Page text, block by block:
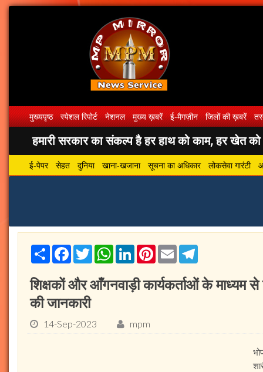
मुख्यपृष्ठ स्पेशल रिपोर्ट नेशनल मुख्य ख़बरें ई-मैगज़ीन जिलों की ख़बरें
हमारी सरकार का संकल्प है हर हाथ को काम, हर खेत को
ई-पेपर सेहत दुनिया खाना-खजाना सूचना का अधिकार लोकसेवा गारंटी
ShareFacebook
TwitterWhatsApp
LinkedInPinterest
Email
शिक्षकों और आँगनवाड़ी कार्यकर्ताओं के माध्यम से
की जानकारी
14-Sep-2023 mpm